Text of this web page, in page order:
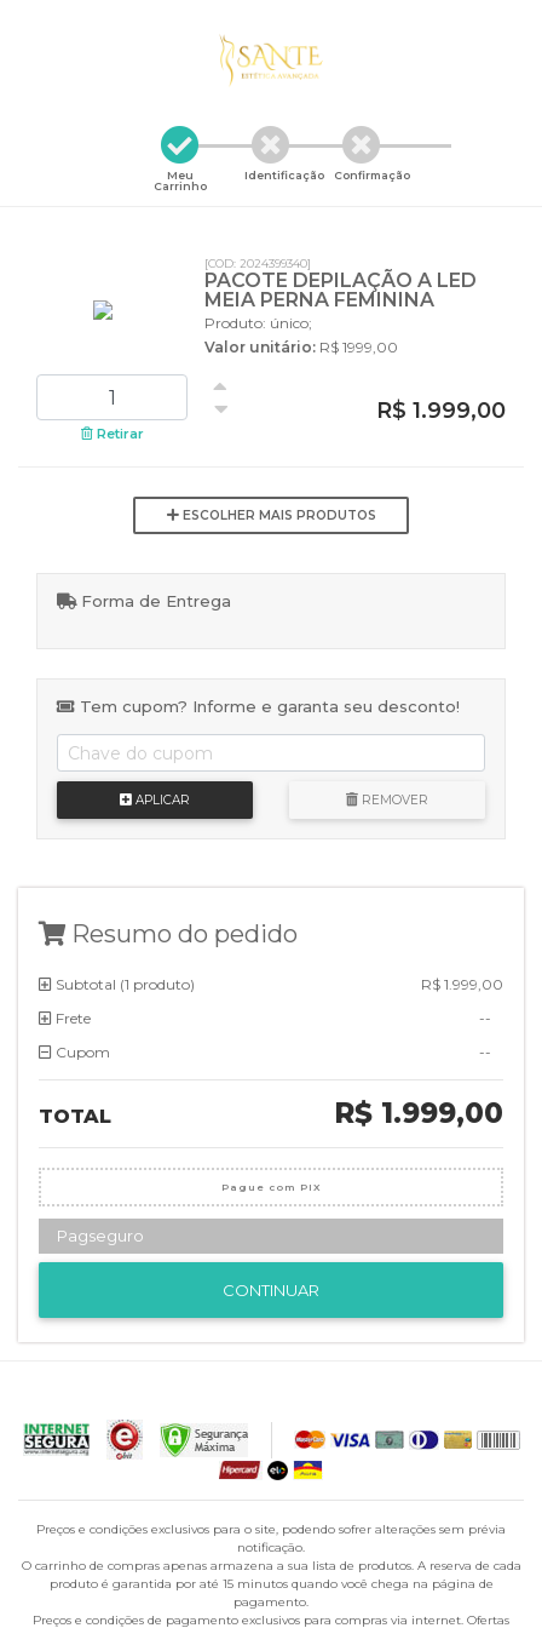
Meu
Carrinho
Identificação Confirmação
[COD: 2024399340]
PACOTE DEPILAÇÃO A LED
MEIA PERNA FEMININA
Produto: único;
Valor unitário: R$ 1999,00
Retirar
R$ 1.999,00
ESCOLHER MAIS PRODUTOS
Forma de Entrega
Tem cupom? Informe e garanta seu desconto!
APLICAR REMOVER
Resumo do pedido
Subtotal (1 produto)
R$ 1.999,00
Frete
--
Cupom
--
TOTAL R$ 1.999,00
Pague com PIX
Pagseguro
CONTINUAR
Preços e condições exclusivos para o site, podendo sofrer alterações sem prévia
notificação.
O carrinho de compras apenas armazena a sua lista de produtos. A reserva de cada
produto é garantida por até 15 minutos quando você chega na página de
pagamento.
Preços e condições de pagamento exclusivos para compras via internet. Ofertas